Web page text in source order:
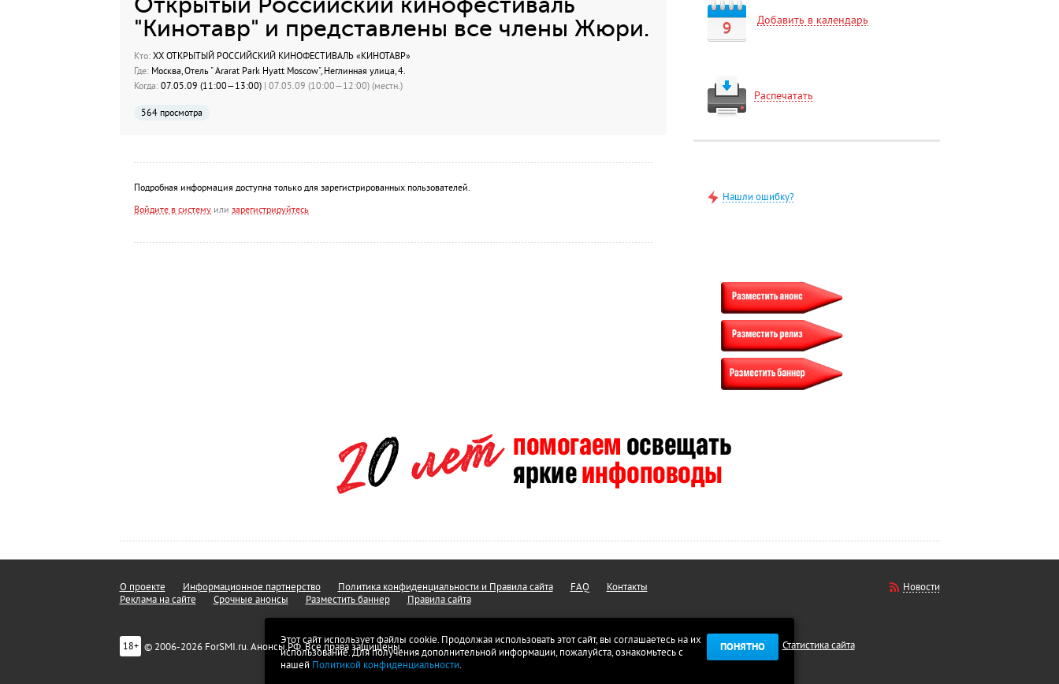
"Кинотавр" и представлены все члены Жюри.
Кто:XX ОТКРЫТЫЙ РОССИЙСКИЙ КИНОФЕСТИВАЛЬ «КИНОТАВР»
Где:Москва, Отель " Ararat Park Hyatt Moscow", Неглинная улица, 4.
Когда:07.05.09 (11:00—13:00) | 07.05.09 (10:00—12:00) (местн.)
564 просмотра
Подробная информация доступна только для зарегистрированных пользователей.
Войдите в системуили зарегистрируйтесь
9 Добавить в календарь
Распечатать
Нашли ошибку?
Этот сайт использует файлы cookie. Продолжая использовать этот сайт, вы соглашаетесь на их
использование. Для получения дополнительной информации, пожалуйста, ознакомьтесь с
нашей Политикой конфиденциальности.
ПОНЯТНО
О проекте Информационное партнерство Политика конфиденциальности и Правила сайта FAQ
Контакты
Реклама на сайте
Срочные анонсы Разместить баннер Правила сайта
18+ © 2006-2026 ForSMI.ru. Анонсы.РФ. Все права защищены.
Новости
Статистика сайта